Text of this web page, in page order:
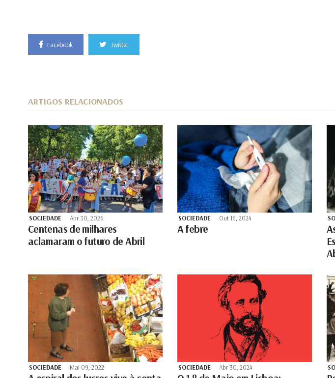
Facebook Twitter
ARTIGOS RELACIONADOS
SOCIEDADE Abr 30, 2026
Centenas de milhares
aclamaram o futuro de Abril
SOCIEDADE Out 16, 2024
A febre
SOCIEDADE Mai 09, 2022 SOCIEDADE Abr 30, 2024